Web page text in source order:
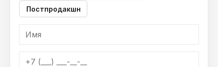
Постпродакшн